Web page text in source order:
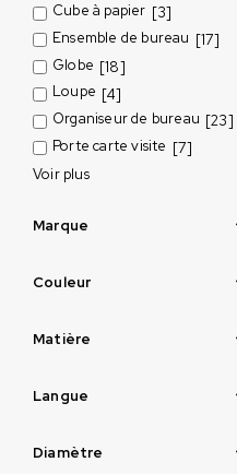
Cube à papier [3]
Ensemble de bureau [17]
Globe [18]
Loupe [4]
Organiseur de bureau [23]
Porte carte visite [7]
Voir plus
Marque
Couleur
Matière
Langue
Diamètre